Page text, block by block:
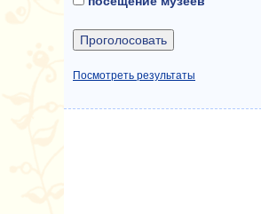
Посмотреть результаты